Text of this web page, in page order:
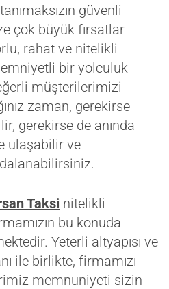
güvenli
çok büyük fırsatlar
rahat ve nitelikli
emniyetli bir yolculuk
müşterilerimizi
zaman, gerekirse
gerekirse de anında
ulaşabilir ve
Taksi nitelikli
bu konuda
Yeterli altyapısı ve
ile birlikte, firmamızı
memnuniyeti sizin